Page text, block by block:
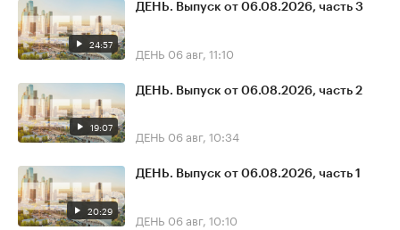
24:57
ДЕНЬ. Выпуск от 06.08.2026, часть 3
ДЕНЬ 06 авг, 11:10
19:07
ДЕНЬ. Выпуск от 06.08.2026, часть 2
ДЕНЬ 06 авг, 10:34
20:29
ДЕНЬ. Выпуск от 06.08.2026, часть 1
ДЕНЬ 06 авг, 10:10